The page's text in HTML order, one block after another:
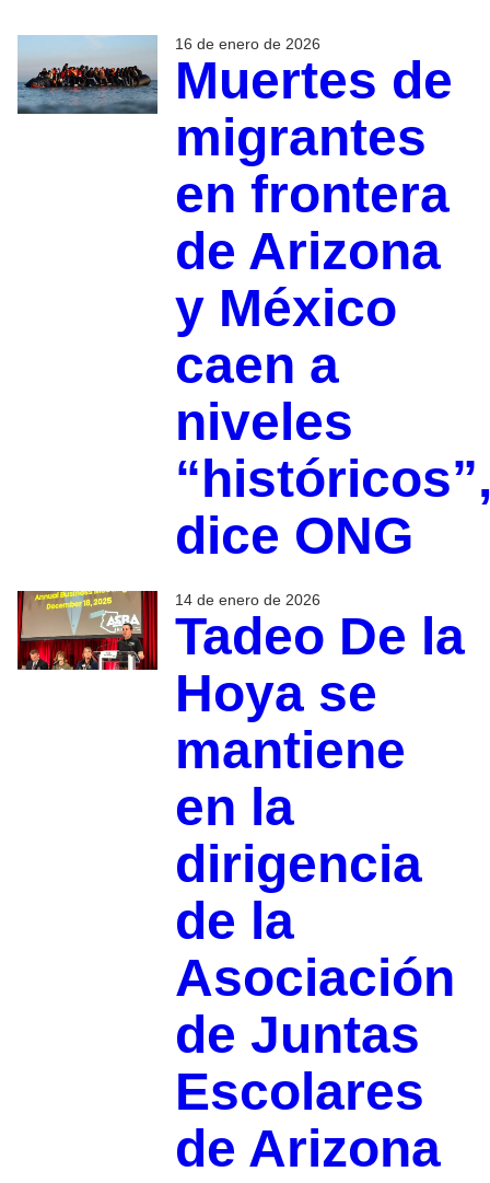
16 de enero de 2026
Muertes de
migrantes
en frontera
de Arizona
y México
caen a
niveles
dice ONG
14 de enero de 2026
Tadeo De la
Hoya se
mantiene
en la
dirigencia
de la
Asociación
de Juntas
Escolares
de Arizona